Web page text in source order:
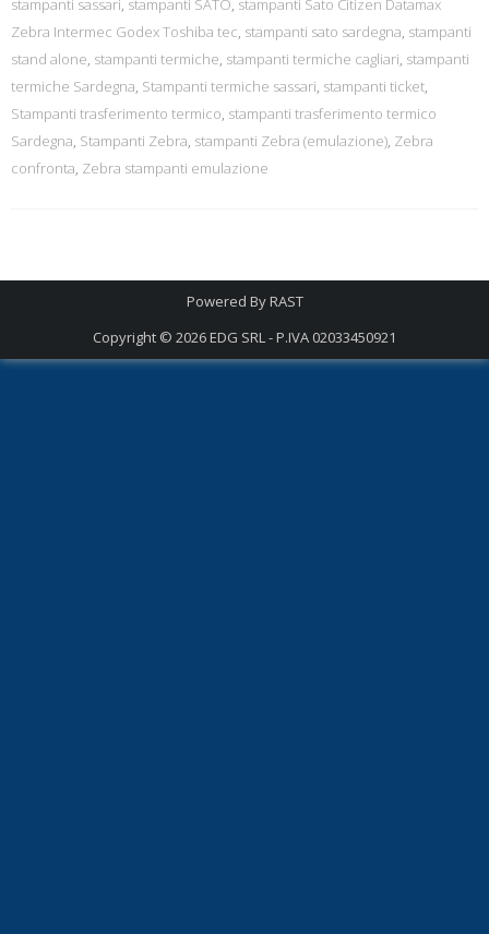
stampanti sassari, stampanti SATO, stampanti Sato Citizen Datamax
Zebra Intermec Godex Toshiba tec, stampanti sato sardegna, stampanti
stand alone, stampanti termiche, stampanti termiche cagliari, stampanti
termiche Sardegna, Stampanti termiche sassari, stampanti ticket,
Stampanti trasferimento termico, stampanti trasferimento termico
Sardegna, Stampanti Zebra, stampanti Zebra (emulazione), Zebra
confronta, Zebra stampanti emulazione
Powered ByRAST
Copyright © 2026EDG SRL - P.IVA 02033450921